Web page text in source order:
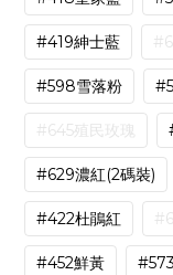
#419紳士藍
#598雪落粉
#645殖民玫瑰
#629濃紅(2碼裝)
#422杜鵑紅
#452鮮黃